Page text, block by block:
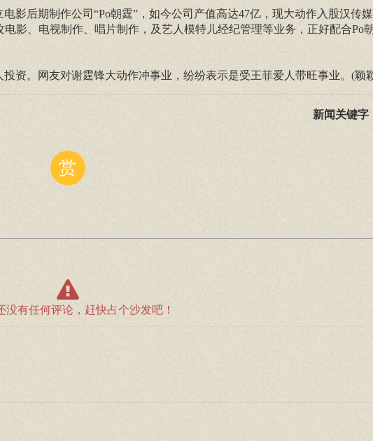
后期制作公司“Po朝霆”，如今公司产值高达47亿，现大动作入股汉传
影、电视制作、唱片制作，及艺人模特儿经纪管理等业务，正好配合Po
。网友对谢霆锋大动作冲事业，纷纷表示是受王菲爱人带旺事业。(颖
新闻关键字
赏
没有任何评论，赶快占个沙发吧！